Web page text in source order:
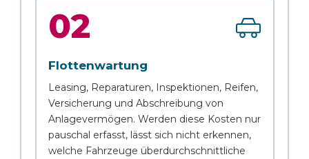
02
Flottenwartung
Leasing, Reparaturen, Inspektionen, Reifen,
Versicherung und Abschreibung von
Anlagevermögen. Werden diese Kosten nur
pauschal erfasst, lässt sich nicht erkennen,
welche Fahrzeuge überdurchschnittliche